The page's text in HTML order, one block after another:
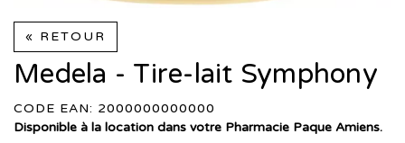
« RETOUR
Medela - Tire-lait Symphony
CODE EAN: 2000000000000
Disponible à la location dans votre Pharmacie Paque Amiens.